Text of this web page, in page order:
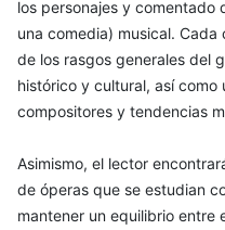
los personajes y comentado
una comedia) musical.
de los rasgos generales del
histórico y cultural, así como
compositores y tendencias
Asimismo, el lector
de óperas que se estudian
mantener un equilibrio entre